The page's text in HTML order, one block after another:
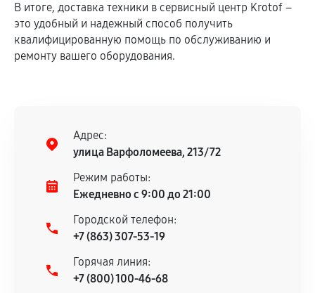
В итоге, доставка техники в сервисный центр Krotof –
это удобный и надежный способ получить
квалифицированную помощь по обслуживанию и
ремонту вашего оборудования.
Адрес:
улица Варфоломеева, 213/72
Режим работы:
Ежедневно с 9:00 до 21:00
Городской телефон:
+7 (863) 307-53-19
Горячая линия:
+7 (800) 100-46-68